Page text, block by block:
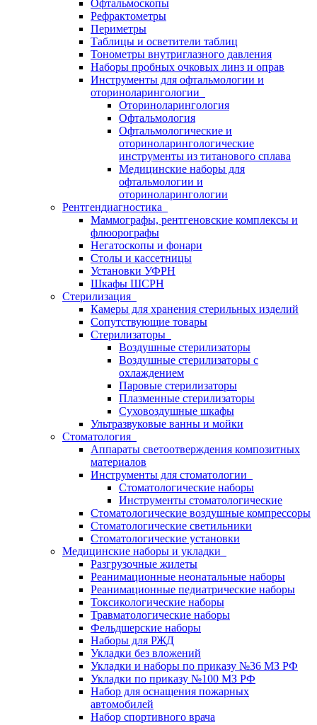
Офтальмоскопы
Рефрактометры
Периметры
Таблицы и осветители таблиц
Тонометры внутриглазного давления
Наборы пробных очковых линз и оправ
Инструменты для офтальмологии и
оториноларингологии
Оториноларингология
Офтальмология
Офтальмологические и
оториноларингологические
инструменты из титанового сплава
Медицинские наборы для
офтальмологии и
оториноларингологии
Рентгендиагностика
Маммографы, рентгеновские комплексы и
флюорографы
Негатоскопы и фонари
Столы и кассетницы
Установки УФРН
Шкафы ШСРН
Стерилизация
Камеры для хранения стерильных изделий
Сопутствующие товары
Стерилизаторы
Воздушные стерилизаторы
Воздушные стерилизаторы с
охлаждением
Паровые стерилизаторы
Плазменные стерилизаторы
Суховоздушные шкафы
Ультразвуковые ванны и мойки
Стоматология
Аппараты светоотверждения композитных
материалов
Инструменты для стоматологии
Стоматологические наборы
Инструменты стоматологические
Стоматологические воздушные компрессоры
Стоматологические светильники
Стоматологические установки
Медицинские наборы и укладки
Разгрузочные жилеты
Реанимационные неонатальные наборы
Реанимационные педиатрические наборы
Токсикологические наборы
Травматологические наборы
Фельдшерские наборы
Наборы для РЖД
Укладки без вложений
Укладки и наборы по приказу №36 МЗ РФ
Укладки по приказу №100 МЗ РФ
Набор для оснащения пожарных
автомобилей
Набор спортивного врача